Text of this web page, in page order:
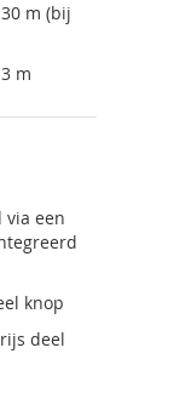
30 m (bij
3 m
een
knop
deel